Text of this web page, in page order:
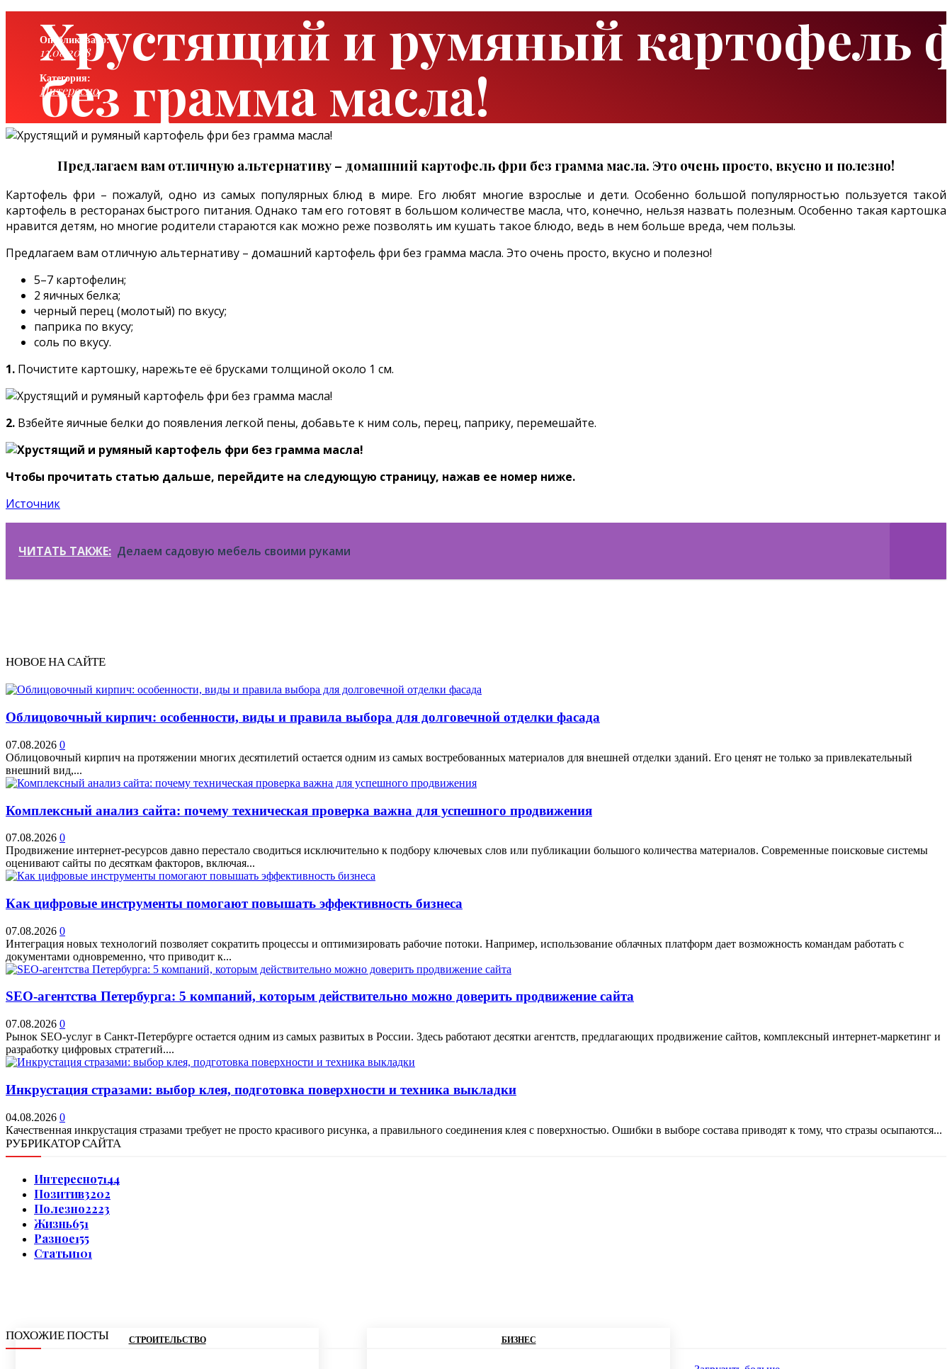
Хрустящий и румяный картофель
без грамма масла!
Опубликовано:
13.08.2018
Категория:
Интересно
Предлагаем вам отличную альтернативу – домашний картофель фри без грамма масла. Это очень просто, вкусно и полезно!
Картофель фри – пожалуй, одно из самых популярных блюд в мире. Его любят многие взрослые и дети. Особенно большой популярностью пользуется такой
картофель в ресторанах быстрого питания. Однако там его готовят в большом количестве масла, что, конечно, нельзя назвать полезным. Особенно такая картошка
нравится детям, но многие родители стараются как можно реже позволять им кушать такое блюдо, ведь в нем больше вреда, чем пользы.
Предлагаем вам отличную альтернативу – домашний картофель фри без грамма масла. Это очень просто, вкусно и полезно!
5–7 картофелин;
2 яичных белка;
черный перец (молотый) по вкусу;
паприка по вкусу;
соль по вкусу.
1. Почистите картошку, нарежьте её брусками толщиной около 1 см.
2. Взбейте яичные белки до появления легкой пены, добавьте к ним соль, перец, паприку, перемешайте.
Чтобы прочитать статью дальше, перейдите на следующую страницу, нажав ее номер ниже.
Источник
ЧИТАТЬ ТАКЖЕ: Делаем садовую мебель своими руками
НОВОЕ НА САЙТЕ
Облицовочный кирпич: особенности, виды и правила выбора для долговечной отделки фасада
07.08.2026 0
Облицовочный кирпич на протяжении многих десятилетий остается одним из самых востребованных материалов для внешней отделки зданий. Его ценят не только за привлекательный
внешний вид,...
Комплексный анализ сайта: почему техническая проверка важна для успешного продвижения
07.08.2026 0
Продвижение интернет-ресурсов давно перестало сводиться исключительно к подбору ключевых слов или публикации большого количества материалов. Современные поисковые системы
оценивают сайты по десяткам факторов, включая...
Как цифровые инструменты помогают повышать эффективность бизнеса
07.08.2026 0
Интеграция новых технологий позволяет сократить процессы и оптимизировать рабочие потоки. Например, использование облачных платформ дает возможность командам работать с
документами одновременно, что приводит к...
SEO-агентства Петербурга: 5 компаний, которым действительно можно доверить продвижение сайта
07.08.2026 0
Рынок SEO-услуг в Санкт-Петербурге остается одним из самых развитых в России. Здесь работают десятки агентств, предлагающих продвижение сайтов, комплексный интернет-маркетинг и
разработку цифровых стратегий....
Инкрустация стразами: выбор клея, подготовка поверхности и техника выкладки
04.08.2026 0
Качественная инкрустация стразами требует не просто красивого рисунка, а правильного соединения клея с поверхностью. Ошибки в выборе состава приводят к тому, что стразы осыпаются...
РУБРИКАТОР САЙТА
Интересно7144
Позитив3202
Полезно2223
Жизнь651
Разное155
Статьи101
ПОХОЖИЕ ПОСТЫ СТРОИТЕЛЬСТВО БИЗНЕС